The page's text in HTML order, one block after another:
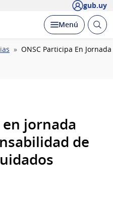
gub.uy
Desplegar
Menú Abrir
ONSC Participa En
jornada
de